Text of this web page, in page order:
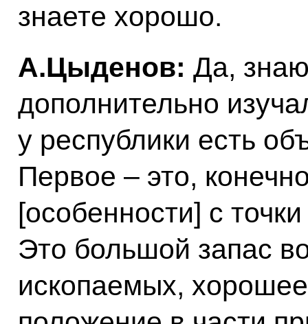
знаете хорошо.
А.Цыденов: Да,
дополнительно
у республики есть
Первое – это,
[особенности] с
Это большой запас
ископаемых,